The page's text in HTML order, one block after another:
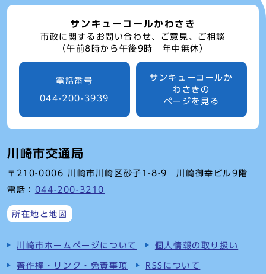
サンキューコールかわさき
市政に関するお問い合わせ、ご意見、ご相談
（午前8時から午後9時 年中無休）
電話番号
044-200-3939
サンキューコールか
わさきの
ページを見る
川崎市交通局
〒210-0006 川崎市川崎区砂子1-8-9 川崎御幸ビル9階
電話： 044-200-3210
所在地と地図
川崎市ホームページについて 個人情報の取り扱い
著作権・リンク・免責事項 RSSについて